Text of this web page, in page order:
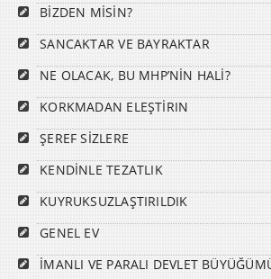
BİZDEN MİSİN?
SANCAKTAR VE BAYRAKTAR
NE OLACAK, BU MHP’NİN HALİ?
KORKMADAN ELEŞTİRIN
ŞEREF SİZLERE
KENDİNLE TEZATLIK
KUYRUKSUZLAŞTIRILDIK
GENEL EV
İMANLI VE PARALI DEVLET